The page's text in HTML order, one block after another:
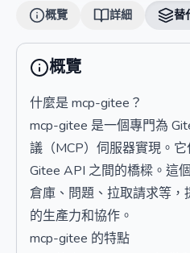
概覽 詳細 替
概覽
什麼是 mcp-gitee？
mcp-gitee 是一個專門為
議（MCP）伺服器實現。
Gitee API 之間的橋樑。這
倉庫、問題、拉取請求等，
的生產力和協作。
mcp-gitee 的特點